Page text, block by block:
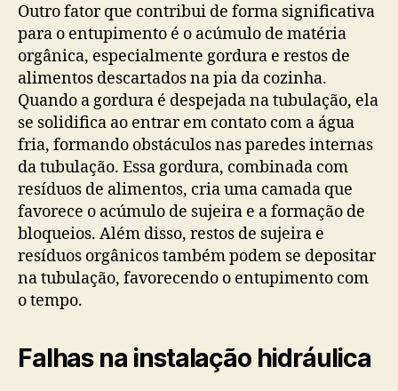
Outro fator que contribui de forma significativa
para o entupimento é o acúmulo de matéria
orgânica, especialmente gordura e restos de
alimentos descartados na pia da cozinha.
Quando a gordura é despejada na tubulação, ela
se solidifica ao entrar em contato com a água
fria, formando obstáculos nas paredes internas
da tubulação. Essa gordura, combinada com
resíduos de alimentos, cria uma camada que
favorece o acúmulo de sujeira e a formação de
bloqueios. Além disso, restos de sujeira e
resíduos orgânicos também podem se depositar
na tubulação, favorecendo o entupimento com
o tempo.
Falhas na instalação hidráulica